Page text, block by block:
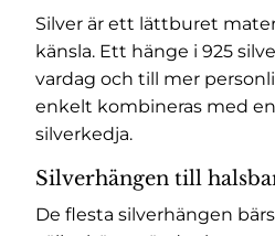
Silver är ett lättburet
känsla. Ett hänge i 925
vardag och till mer
enkelt kombineras med
silverkedja.
Silverhängen till
De flesta silverhängen